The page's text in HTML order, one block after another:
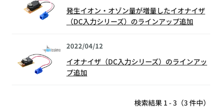
発生イオン・オゾン量が増量したイオナイザ
（DC入力シリーズ）のラインアップ追加
2022/04/12
イオナイザ（DC入力シリーズ）のラインアッ
プ追加
検索結果 1 - 3（3 件中）